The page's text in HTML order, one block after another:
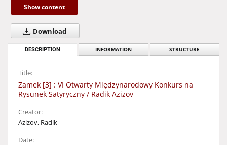
Show content
Download
DESCRIPTION INFORMATION STRUCTURE
Title:
Zamek [3] : VI Otwarty Międzynarodowy Konkurs na
Rysunek Satyryczny / Radik Azizov
Creator:
Azizov, Radik
Date: